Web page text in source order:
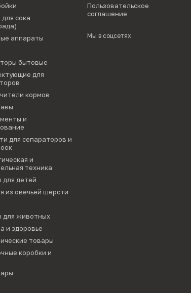
сока
аппараты
бытовые
для
кормов
и
для сепараторов и
и
техника
для детей
из овечьей шерсти
для животных
и здоровье
товары
коробки и
Пользовательское
соглашение
Мы в соцсетях